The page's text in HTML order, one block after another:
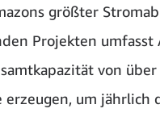
größter
Projekten
von
um